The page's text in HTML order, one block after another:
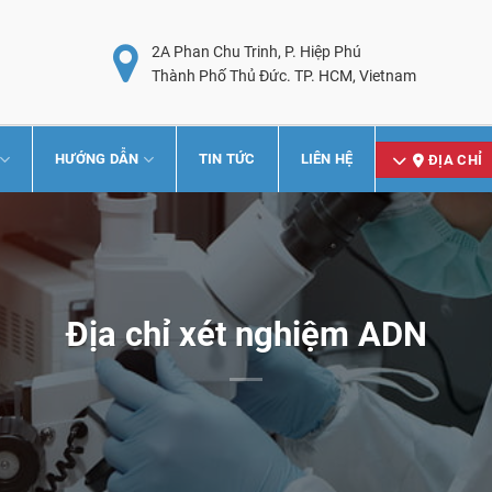
2A Phan Chu Trinh, P. Hiệp Phú
Thành Phố Thủ Đức. TP. HCM, Vietnam
HƯỚNG DẪN TIN TỨC LIÊN HỆ ĐỊA CHỈ
Địa chỉ xét nghiệm ADN